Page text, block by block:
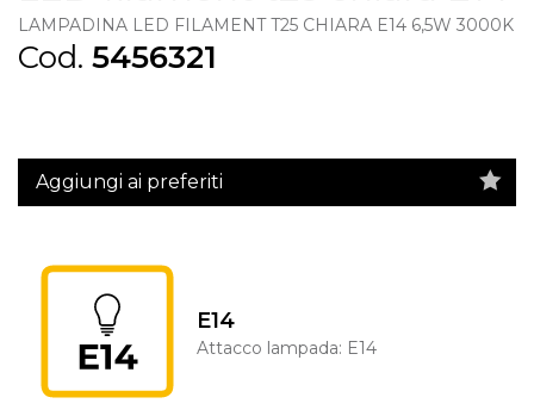
LAMPADINA LED FILAMENT T25 CHIARA E14 6,5W 3000K
Cod. 5456321
Aggiungi ai preferiti
E14
Attacco lampada: E14